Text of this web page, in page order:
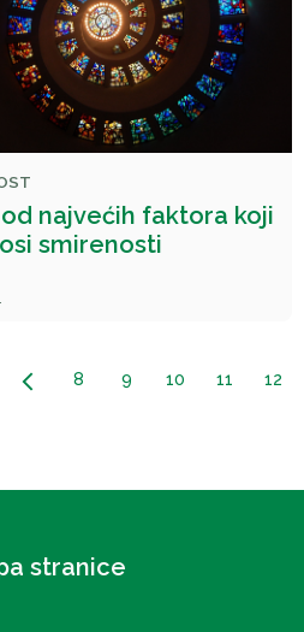
najvećih faktora koji
smirenosti
arrow_back_ios_new 8 9 10 11 12
stranice